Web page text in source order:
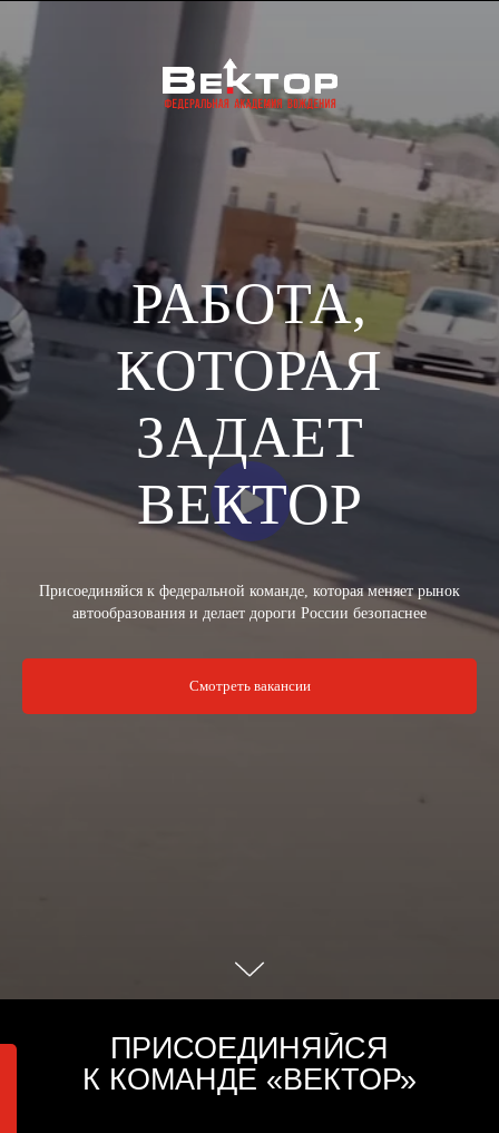
РАБОТА,
КОТОРАЯ
ЗАДАЕТ
ВЕКТОР
Присоединяйся к федеральной команде, которая меняет рынок
автообразования и делает дороги России безопаснее
Смотреть вакансии
ПРИСОЕДИНЯЙСЯ
К КОМАНДЕ «ВЕКТОР»